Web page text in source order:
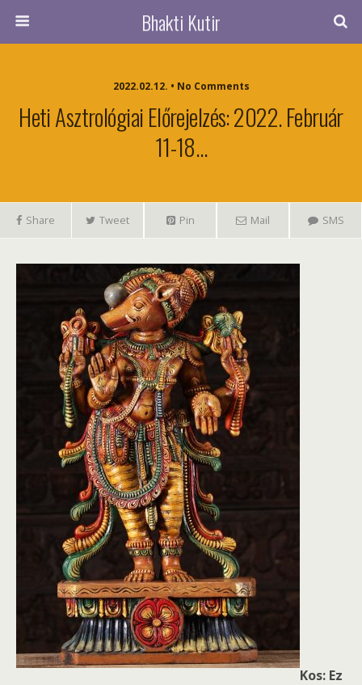
Bhakti Kutir
2022.02.12. • No Comments
Heti Asztrológiai Előrejelzés: 2022. Február
11-18…
Share Tweet Pin Mail SMS
Kos: Ez